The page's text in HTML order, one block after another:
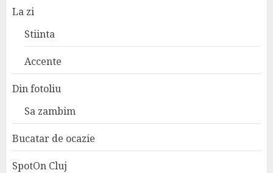
La zi
Stiinta
Accente
Din fotoliu
Sa zambim
Bucatar de ocazie
SpotOn Cluj